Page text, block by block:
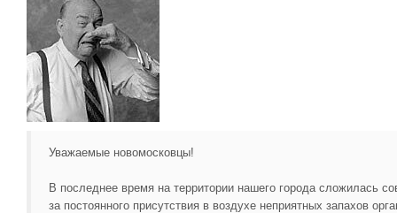
Уважаемые новомосковцы!
В последнее время на территории нашего города сложилась
за постоянного присутствия в воздухе неприятных запахов